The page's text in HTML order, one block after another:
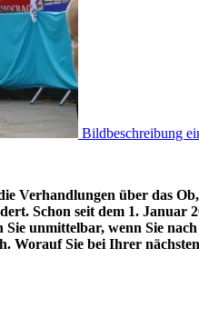
Bildbeschreibung
Verhandlungen über das
Schon seit dem 1. Januar
unmittelbar, wenn Sie
Sie bei Ihrer